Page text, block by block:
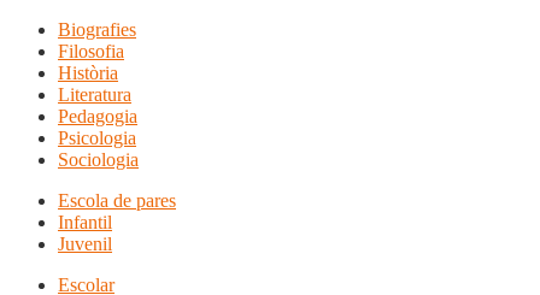
Biografies
Filosofia
Història
Literatura
Pedagogia
Psicologia
Sociologia
Escola de pares
Infantil
Juvenil
Escolar